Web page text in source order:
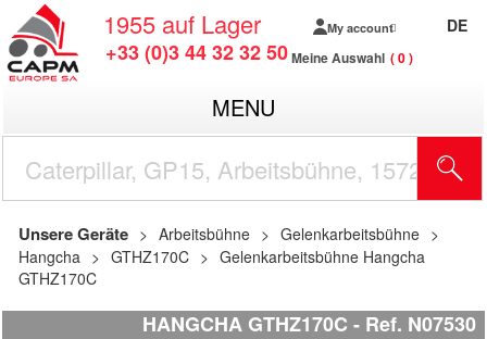
1955 auf Lager
+33 (0)3 44 32 32 50
My account
Meine Auswahl 0
DE
MENU
Unsere Geräte Arbeitsbühne
Gelenkarbeitsbühne
Hangcha
GTHZ170C
Gelenkarbeitsbühne Hangcha
GTHZ170C
HANGCHA GTHZ170C Ref. N07530